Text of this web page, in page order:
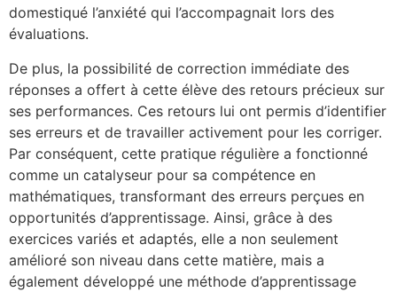
domestiqué l’anxiété qui l’accompagnait lors des
évaluations.
De plus, la possibilité de correction immédiate des
réponses a offert à cette élève des retours précieux sur
ses performances. Ces retours lui ont permis d’identifier
ses erreurs et de travailler activement pour les corriger.
Par conséquent, cette pratique régulière a fonctionné
comme un catalyseur pour sa compétence en
mathématiques, transformant des erreurs perçues en
opportunités d’apprentissage. Ainsi, grâce à des
exercices variés et adaptés, elle a non seulement
amélioré son niveau dans cette matière, mais a
également développé une méthode d’apprentissage